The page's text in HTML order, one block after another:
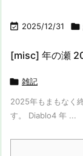
 2025/12/31 
[misc] 年の瀬
 雑記
2025年もまもなく
す。 Diablo4 年 ...